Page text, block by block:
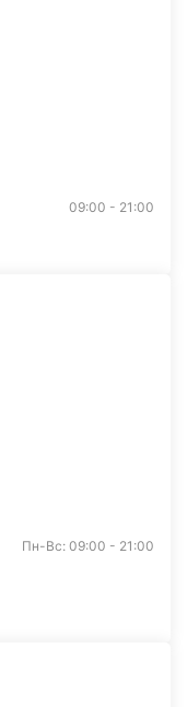
09:00 - 21:00
Пн-Вс: 09:00 - 21:00